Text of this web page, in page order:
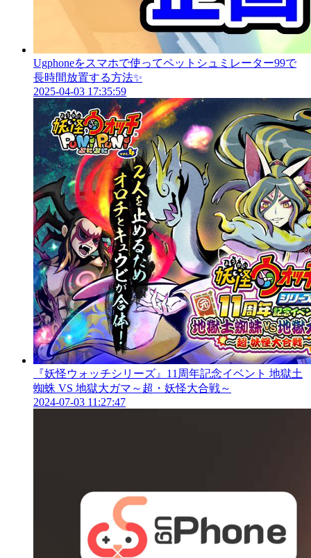
Ugphoneをスマホで使ってペットシュミレーター99で
長時間放置する方法✨
2025-04-03 17:35:59
『妖怪ウォッチシリーズ』11周年記念イベント 地獄土
蜘蛛 VS 地獄大ガマ～超・妖怪大合戦～
2024-07-03 11:27:47